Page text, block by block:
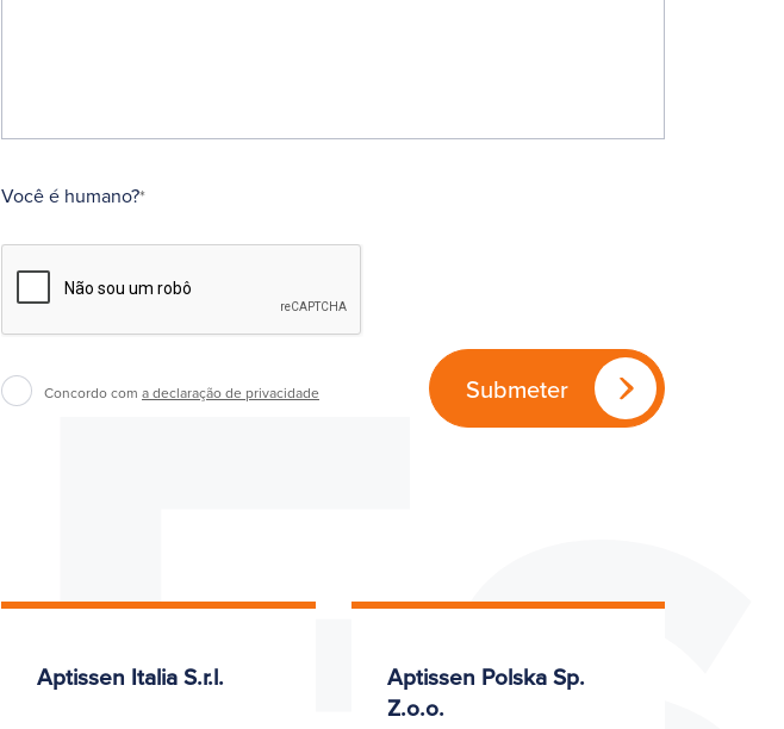
Você é humano?*
Concordo com a declaração de privacidade Submeter
Aptissen Italia S.r.l.
Aptissen Polska Sp.
Z.o.o.